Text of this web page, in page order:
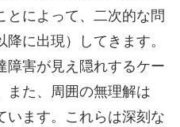
とによって、二次的な問
に出現）してきます。
障害が見え隠れするケー
また、周囲の無理解は
います。これらは深刻な